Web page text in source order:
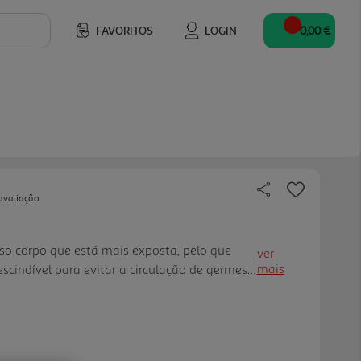
FAVORITOS LOGIN 0,00 €
corpo que está mais exposta, pelo que
para evitar a circulação de germes e
ajudando na prevenção de doenças. O
ver
mais